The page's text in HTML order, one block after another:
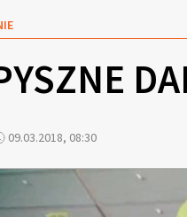
09.03.2018, 08:30